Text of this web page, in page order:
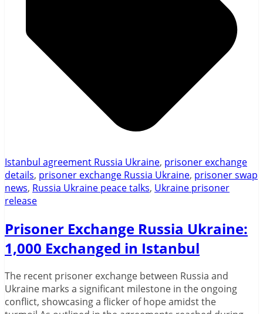
Istanbul agreement Russia Ukraine, prisoner exchange
details, prisoner exchange Russia Ukraine, prisoner swap
news, Russia Ukraine peace talks, Ukraine prisoner
release
Prisoner Exchange Russia Ukraine:
1,000 Exchanged in Istanbul
The recent prisoner exchange between Russia and
Ukraine marks a significant milestone in the ongoing
conflict, showcasing a flicker of hope amidst the